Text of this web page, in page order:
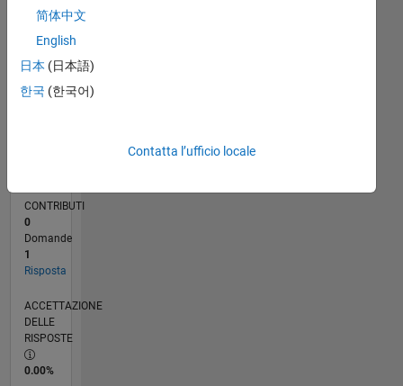
5.820
of
CONTRIBUTI
0
Domande
1
Risposta
ACCETTAZIONE
DELLE
RISPOSTE
0.00%
简体中文
English
日本 (日本語)
한국 (한국어)
Contatta l’ufficio locale